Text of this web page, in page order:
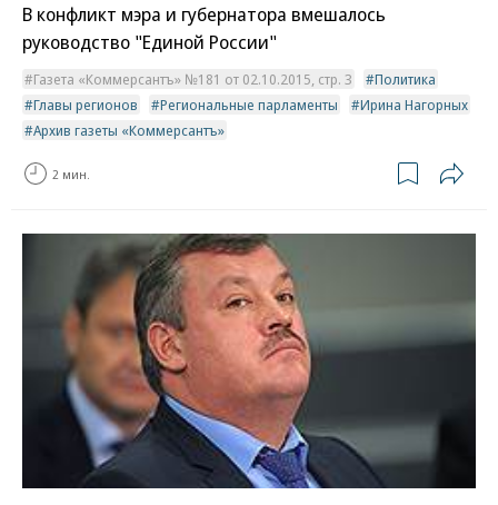
В конфликт мэра и губернатора вмешалось
руководство "Единой России"
Газета «Коммерсантъ» №181 от 02.10.2015, стр. 3
Политика
Главы регионов
Региональные парламенты
Ирина Нагорных
Архив газеты «Коммерсантъ»
2 мин.